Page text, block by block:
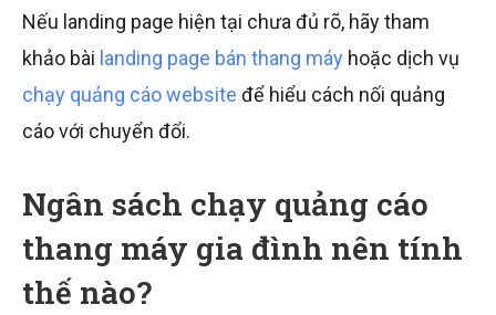
Nếu landing page hiện tại chưa đủ rõ, hãy tham
khảo bài landing page bán thang máy hoặc dịch vụ
chạy quảng cáo website để hiểu cách nối quảng
cáo với chuyển đổi.
Ngân sách chạy quảng cáo
thang máy gia đình nên tính
thế nào?